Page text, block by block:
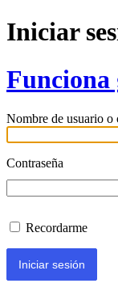
Iniciar
Funciona
Nombre de usuario o
Contraseña
Recordarme